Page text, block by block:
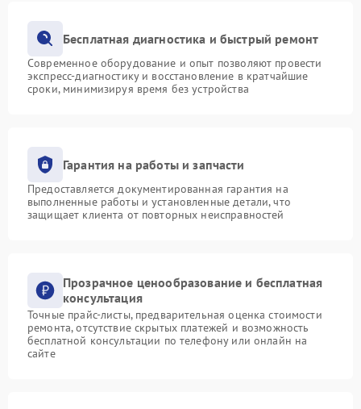
Бесплатная диагностика и быстрый ремонт
Современное оборудование и опыт позволяют провести
экспресс-диагностику и восстановление в кратчайшие
сроки, минимизируя время без устройства
Гарантия на работы и запчасти
Предоставляется документированная гарантия на
выполненные работы и установленные детали, что
защищает клиента от повторных неисправностей
Прозрачное ценообразование и бесплатная
консультация
Точные прайс-листы, предварительная оценка стоимости
ремонта, отсутствие скрытых платежей и возможность
бесплатной консультации по телефону или онлайн на
сайте